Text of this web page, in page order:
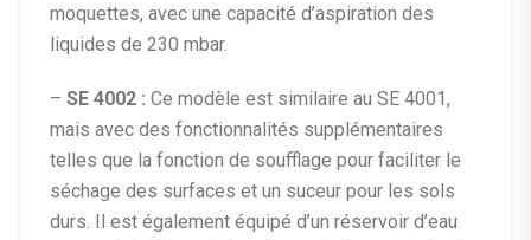
moquettes, avec une capacité d’aspiration des
liquides de 230 mbar.
– SE 4002 : Ce modèle est similaire au SE 4001,
mais avec des fonctionnalités supplémentaires
telles que la fonction de soufflage pour faciliter le
séchage des surfaces et un suceur pour les sols
durs. Il est également équipé d’un réservoir d’eau